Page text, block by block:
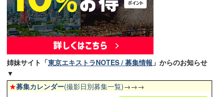
姉妹サイト「東京エキストラNOTES / 募集情報 」からのお知らせ
▼
★募集カレンダー(撮影日別募集一覧)→→→